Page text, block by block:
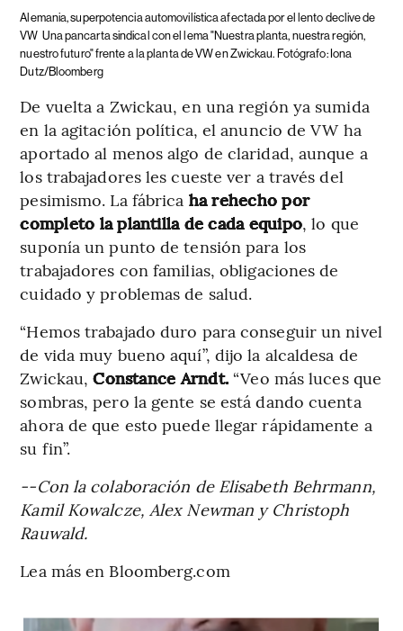
Alemania, superpotencia automovilística afectada por el lento declive de
VW Una pancarta sindical con el lema "Nuestra planta, nuestra región,
nuestro futuro" frente a la planta de VW en Zwickau. Fotógrafo: Iona
Dutz/Bloomberg
De vuelta a Zwickau, en una región ya sumida
en la agitación política, el anuncio de VW ha
aportado al menos algo de claridad, aunque a
los trabajadores les cueste ver a través del
pesimismo. La fábrica ha rehecho por
completo la plantilla de cada equipo, lo que
suponía un punto de tensión para los
trabajadores con familias, obligaciones de
cuidado y problemas de salud.
“Hemos trabajado duro para conseguir un nivel
de vida muy bueno aquí”, dijo la alcaldesa de
Zwickau,Constance Arndt. “Veo más luces que
sombras, pero la gente se está dando cuenta
ahora de que esto puede llegar rápidamente a
su fin”.
--Con la colaboración de Elisabeth Behrmann,
Kamil Kowalcze, Alex Newman y Christoph
Rauwald.
Lea más en Bloomberg.com